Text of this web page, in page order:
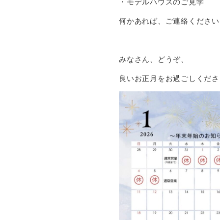
何かあれば、ご連絡くださ
みなさん、どうぞ、
良いお正月をお過ごしくだ